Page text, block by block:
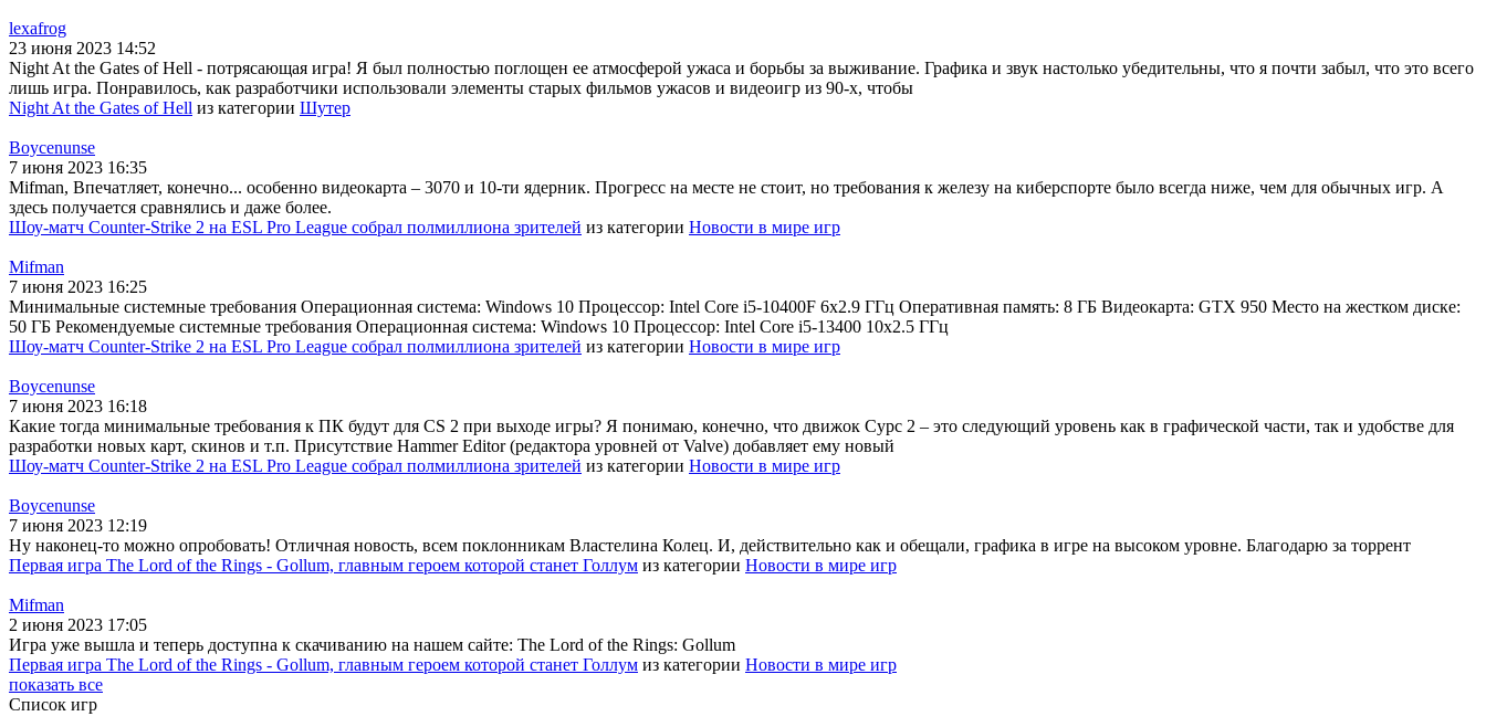
lexafrog
23 июня 2023 14:52
Night At the Gates of Hell - потрясающая игра! Я был полностью поглощен ее атмосферой ужаса и борьбы за выживание. Графика и звук настолько убедительны, что я почти забыл, что это всего
лишь игра. Понравилось, как разработчики использовали элементы старых фильмов ужасов и видеоигр из 90-х, чтобы
Night At the Gates of Hell из категории Шутер
Boycenunse
7 июня 2023 16:35
Mifman, Впечатляет, конечно... особенно видеокарта – 3070 и 10-ти ядерник. Прогресс на месте не стоит, но требования к железу на киберспорте было всегда ниже, чем для обычных игр. А
здесь получается сравнялись и даже более.
Шоу-матч Counter-Strike 2 на ESL Pro League собрал полмиллиона зрителей из категории Новости в мире игр
Mifman
7 июня 2023 16:25
Минимальные системные требования Операционная система: Windows 10 Процессор: Intel Core i5-10400F 6x2.9 ГГц Оперативная память: 8 ГБ Видеокарта: GTX 950 Место на жестком диске:
50 ГБ Рекомендуемые системные требования Операционная система: Windows 10 Процессор: Intel Core i5-13400 10x2.5 ГГц
Шоу-матч Counter-Strike 2 на ESL Pro League собрал полмиллиона зрителей из категории Новости в мире игр
Boycenunse
7 июня 2023 16:18
Какие тогда минимальные требования к ПК будут для CS 2 при выходе игры? Я понимаю, конечно, что движок Сурс 2 – это следующий уровень как в графической части, так и удобстве для
разработки новых карт, скинов и т.п. Присутствие Hammer Editor (редактора уровней от Valve) добавляет ему новый
Шоу-матч Counter-Strike 2 на ESL Pro League собрал полмиллиона зрителей из категории Новости в мире игр
Boycenunse
7 июня 2023 12:19
Ну наконец-то можно опробовать! Отличная новость, всем поклонникам Властелина Колец. И, действительно как и обещали, графика в игре на высоком уровне. Благодарю за торрент
Первая игра The Lord of the Rings - Gollum, главным героем которой станет Голлум из категории Новости в мире игр
Mifman
2 июня 2023 17:05
Игра уже вышла и теперь доступна к скачиванию на нашем сайте: The Lord of the Rings: Gollum
Первая игра The Lord of the Rings - Gollum, главным героем которой станет Голлум из категории Новости в мире игр
показать все
Список игр